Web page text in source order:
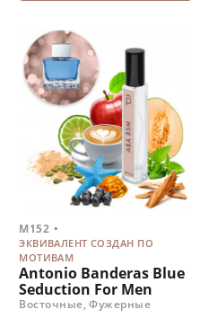
M152 .
ЭКВИВАЛЕНТ СОЗДАН ПО
МОТИВАМ
Antonio Banderas Blue
Seduction For Men
Восточные, Фужерные